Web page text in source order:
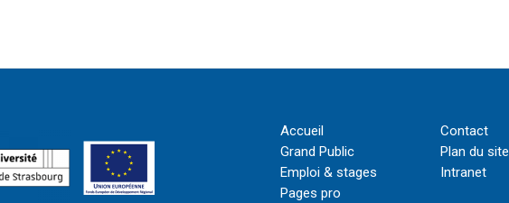
Accueil
Grand Public
Emploi & stages
Pages pro
Contact
Plan du site
Intranet